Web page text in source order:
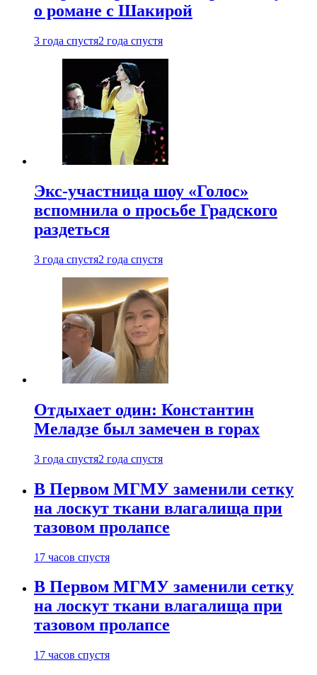
о романе с Шакирой
3 года спустя2 года спустя
Экс-участница шоу «Голос»
вспомнила о просьбе Градского
раздеться
3 года спустя2 года спустя
Отдыхает один: Константин
Меладзе был замечен в горах
3 года спустя2 года спустя
В Первом МГМУ заменили сетку
на лоскут ткани влагалища при
тазовом пролапсе
17 часов спустя
В Первом МГМУ заменили сетку
на лоскут ткани влагалища при
тазовом пролапсе
17 часов спустя